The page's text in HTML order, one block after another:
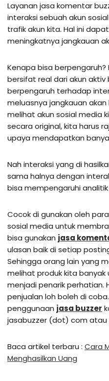
Layanan jasa komentar
interaksi sebuah akun
trafik akun kita. Hal ini
meningkatnya jangkauan
Kenapa bisa
bersifat real dari akun aktiv
berpengaruh terhadap
meluasnya jangkauan
melihat akun sosial media
secara original, kita harus
upaya mendapatkan
Nah interaksi yang di
sama halnya dengan
bisa mempengaruhi
Cocok di gunakan oleh
sosial media untuk
bisa gunakan jasa
ulasan baik di setiap
Sehingga orang lain yang
melihat produk kita
menjadi penarik perhatian.
penjualan loh boleh di
penggunaan jasa buzzer
jasabuzzer (dot) com atau
Baca artikel terbaru : Cara
Menghasilkan Uang